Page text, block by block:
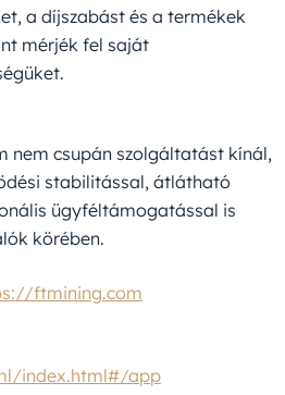
a díjszabást és a termékek
mérjék fel saját
nem csupán szolgáltatást kínál,
stabilitással, átlátható
ügyféltámogatással is
körében.
ftmining.com
index.html#/app